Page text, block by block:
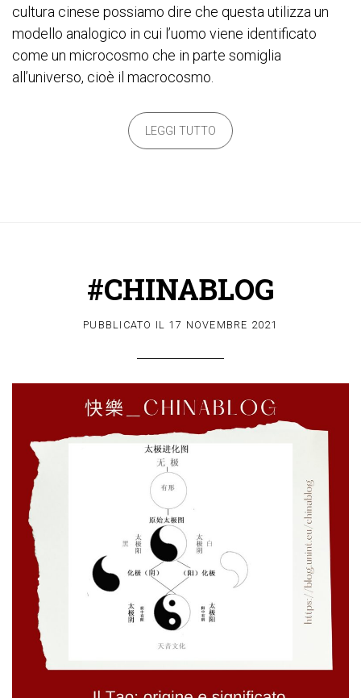
cultura cinese possiamo dire che questa utilizza un
modello analogico in cui l’uomo viene identificato
come un microcosmo che in parte somiglia
all’universo, cioè il macrocosmo.
LEGGI TUTTO
#CHINABLOG
PUBBLICATO IL 17 NOVEMBRE 2021